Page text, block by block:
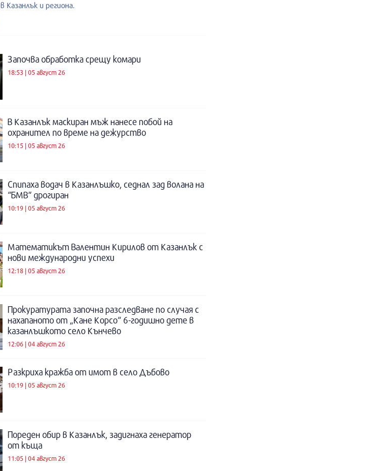
в Казанлък и региона.
Започва обработка срещу комари
18:53 | 05 август 26
В Казанлък маскиран мъж нанесе побой на
охранител по време на дежурство
10:15 | 05 август 26
Спипаха водач в Казанлъшко, седнал зад волана на
“БМВ“ дрогиран
10:19 | 05 август 26
Математикът Валентин Кирилов от Казанлък с
нови международни успехи
12:18 | 05 август 26
Прокуратурата започна разследване по случая с
нахапаното от „Кане Корсо“ 6-годишно дете в
казанлъшкото село Кънчево
12:06 | 04 август 26
Разкриха кражба от имот в село Дъбово
10:19 | 05 август 26
Пореден обир в Казанлък, задигнаха генератор
от къща
11:05 | 04 август 26